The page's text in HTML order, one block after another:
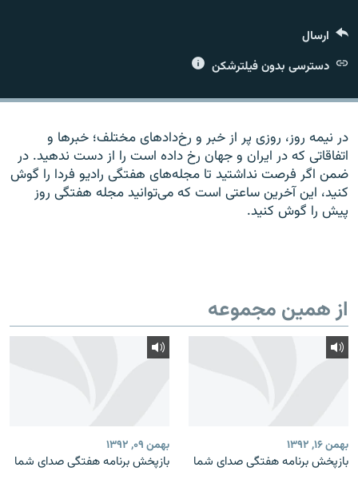
زبان‌های دیگر
ارسال
دسترسی بدون فیلترشکن
در نیمه روز، روزی پر از خبر و رخ‌دادهای مختلف؛ خبرها و
اتفاقاتی که در ایران و جهان رخ داده است را از دست ندهید. در
ضمن اگر فرصت نداشتید تا مجله‌های هفتگی رادیو فردا را گوش
کنید، این آخرین ساعتی است که می‌توانید مجله هفتگی روز
پیش را گوش کنید.
از همین مجموعه
بهمن ۱۶, ۱۳۹۲
بازپخش برنامه‌ هفتگی صدای شما
بهمن ۰۹, ۱۳۹۲
بازپخش برنامه‌ هفتگی صدای شما